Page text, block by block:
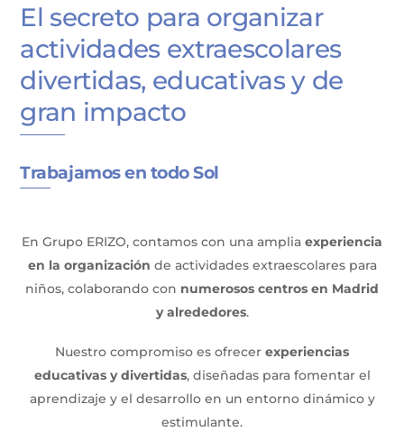
El secreto para organizar
actividades extraescolares
divertidas, educativas y de
gran impacto
Trabajamos en todo Sol
En Grupo ERIZO, contamos con una amplia experiencia
en la organización de actividades extraescolares para
niños, colaborando con numerosos centros en Madrid
y alrededores.
Nuestro compromiso es ofrecer experiencias
educativas y divertidas, diseñadas para fomentar el
aprendizaje y el desarrollo en un entorno dinámico y
estimulante.